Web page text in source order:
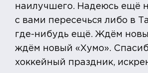
наилучшего. Надеюсь ещё
с вами пересечься либо в
где-нибудь ещё. Ждём
ждём новый «Хумо».
хоккейный праздник,